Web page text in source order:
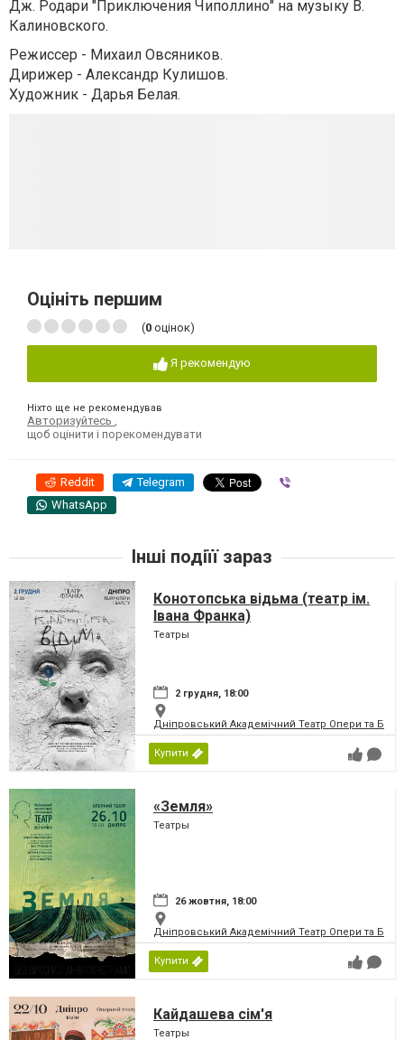
Дж. Родари "Приключения Чиполлино" на музыку В.
Калиновского.
Режиссер - Михаил Овсяников.
Дирижер - Александр Кулишов.
Художник - Дарья Белая.
Оцініть першим
(0 оцінок)
Я рекомендую
Ніхто ще не рекомендував
Авторизуйтесь
щоб оцінити і порекомендувати
Reddit Telegram
WhatsApp
Інші подіїї зараз
Конотопська відьма (театр ім.
Івана Франка)
Театры
2 грудня, 18:00
Дніпровський Академічний Театр Опери та
Купити
«Земля»
Театры
26 жовтня, 18:00
Дніпровський Академічний Театр Опери та
Купити
Кайдашева сім'я
Театры